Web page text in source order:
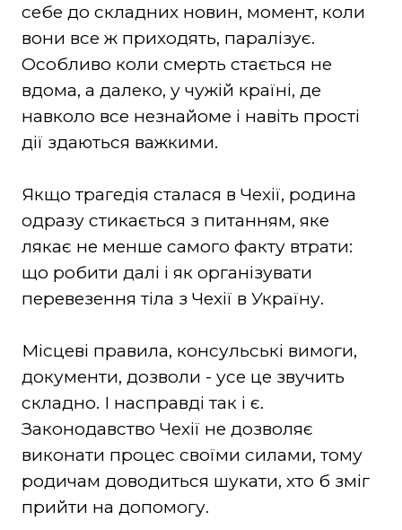
себе до складних новин, момент, коли
вони все ж приходять, паралізує.
Особливо коли смерть стається не
вдома, а далеко, у чужій країні, де
навколо все незнайоме і навіть прості
дії здаються важкими.
Якщо трагедія сталася в Чехії, родина
одразу стикається з питанням, яке
лякає не менше самого факту втрати:
що робити далі і як організувати
перевезення тіла з Чехії в Україну.
Місцеві правила, консульські вимоги,
документи, дозволи - усе це звучить
складно. І насправді так і є.
Законодавство Чехії не дозволяє
виконати процес своїми силами, тому
родичам доводиться шукати, хто б зміг
прийти на допомогу.